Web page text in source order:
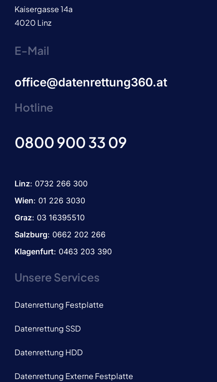
Kaisergasse 14a
4020 Linz
E-Mail
office@datenrettung360.at
Hotline
0800 900 33 09
Linz: 0732 266 300
Wien: 01 226 3030
Graz: 03 16395510
Salzburg: 0662 202 266
Klagenfurt: 0463 203 390
Unsere Services
Datenrettung Festplatte
Datenrettung SSD
Datenrettung HDD
Datenrettung Externe Festplatte